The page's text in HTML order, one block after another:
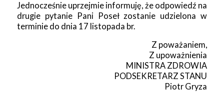
Jednocześnie uprzejmie informuję, że odpowiedź na
drugie pytanie Pani Poseł zostanie udzielona w
terminie do dnia 17 listopada br.
Z poważaniem,
Z upoważnienia
MINISTRA ZDROWIA
PODSEKRETARZ STANU
Piotr Gryza